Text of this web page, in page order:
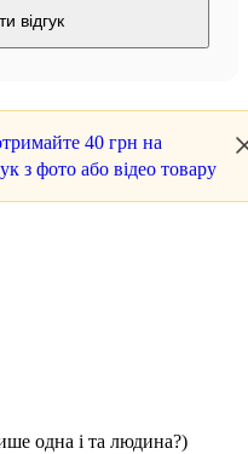
відгук
40 грн на
з фото або відео товару
одна і та людина?)